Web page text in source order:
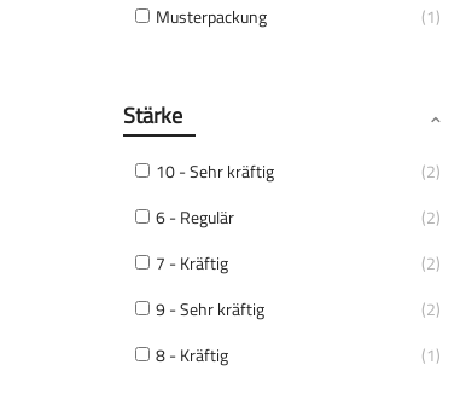
Musterpackung
1
Stärke
10 - Sehr kräftig
2
6 - Regulär
2
7 - Kräftig
2
9 - Sehr kräftig
2
8 - Kräftig
1